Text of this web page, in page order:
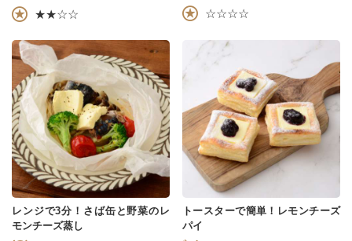
★★☆☆ ☆☆☆☆
レンジで3分！さば缶と野菜のレ
モンチーズ蒸し
トースターで簡単！レモンチーズ
パイ